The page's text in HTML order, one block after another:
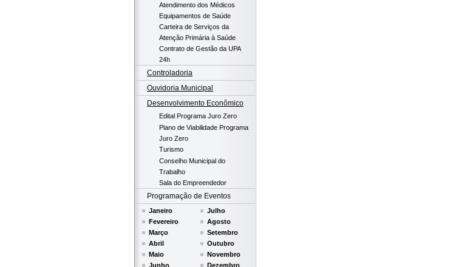
Atendimento dos Médicos
Equipamentos de Saúde
Carteira de Serviços da
Atenção Primária à Saúde
Contrato de Gestão da UPA
24h
Controladoria
Ouvidoria Municipal
Desenvolvimento Econômico
Edital Programa Juro Zero
Plano de Viabilidade Programa
Juro Zero
Turismo
Conselho Municipal do
Trabalho
Sala do Empreendedor
Programação de Eventos
Janeiro
Fevereiro
Março
Abril
Maio
Junho
Julho
Agosto
Setembro
Outubro
Novembro
Dezembro